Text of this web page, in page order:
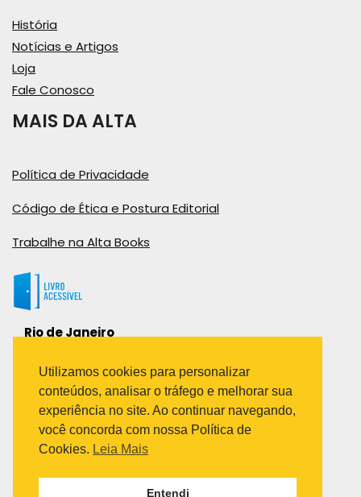
História
Notícias e Artigos
Loja
Fale Conosco
MAIS DA ALTA
Política de Privacidade
Código de Ética e Postura Editorial
Trabalhe na Alta Books
Rio de Janeiro
Bairro Industrial do Jacaré
Rio de Janeiro – RJ – CEP: 20970-031
Telefone:
(21) 3278-8069
(21) 3995-7512
Utilizamos cookies para personalizar
conteúdos, analisar o tráfego e melhorar sua
experiência no site. Ao continuar navegando,
você concorda com nossa Política de
Cookies. Leia Mais
Entendi